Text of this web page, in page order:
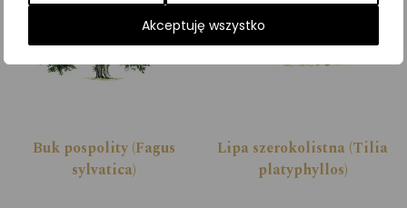
Akceptuję wszystko
Buk pospolity (Fagus
sylvatica)
Lipa szerokolistna (Tilia
platyphyllos)